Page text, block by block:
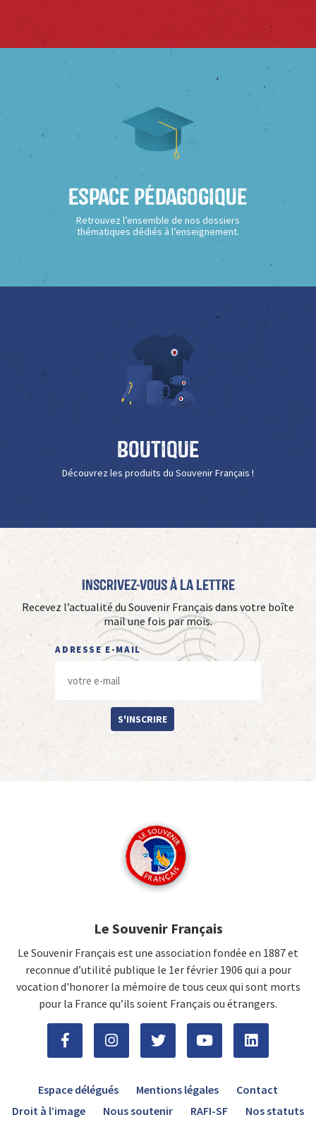
Espace Pédagogique
Retrouvez l’ensemble de nos dossiers
thématiques dédiés à l’enseignement.
Boutique
Découvrez les produits du Souvenir Français !
Inscrivez-vous à La Lettre
Recevez l’actualité du Souvenir Français dans votre boîte
mail une fois par mois.
ADRESSE E-MAIL
S'INSCRIRE
Le Souvenir Français
Le Souvenir Français est une association fondée en 1887 et
reconnue d’utilité publique le 1er février 1906 qui a pour
vocation d'honorer la mémoire de tous ceux qui sont morts
pour la France qu’ils soient Français ou étrangers.
Espace délégués Mentions légales
Contact
Droit à l’image
Nous soutenir RAFI-SF Nos statuts